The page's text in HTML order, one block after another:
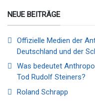
NEUE BEITRÄGE
Offizielle Medien der
Deutschland und der
Was bedeutet
Tod Rudolf Steiners?
Roland Schrapp